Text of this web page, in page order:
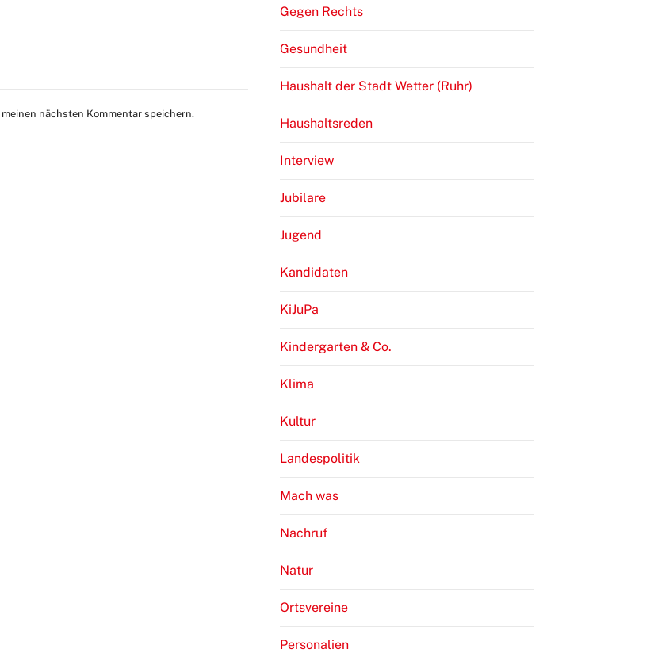
nächsten Kommentar speichern.
Gegen Rechts
Gesundheit
Haushalt der Stadt Wetter (Ruhr)
Haushaltsreden
Interview
Jubilare
Jugend
Kandidaten
KiJuPa
Kindergarten & Co.
Klima
Kultur
Landespolitik
Mach was
Nachruf
Natur
Ortsvereine
Personalien